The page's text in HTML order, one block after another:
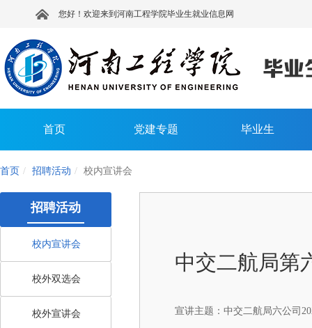
您好！欢迎来到河南工程学院毕业生就业信息网
首页 党建专题 毕业生
首页 招聘活动 校内宣讲会
招聘活动
校内宣讲会
校外双选会
校外宣讲会
中交二航局第
宣讲主题： 中交二航局六公司